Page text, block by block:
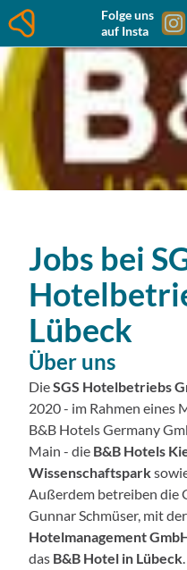
Folge uns
auf Insta
Jobs bei
Lübeck
Über uns
DieSGS Hotelbetriebs
2020 - im Rahmen eines
B&B Hotels Germany
Main - die B&B Hotels
Wissenschaftspark
Außerdem betreiben die
Gunnar Schmüser, mit der
Hotelmanagement
das B&B Hotel in Lübeck.